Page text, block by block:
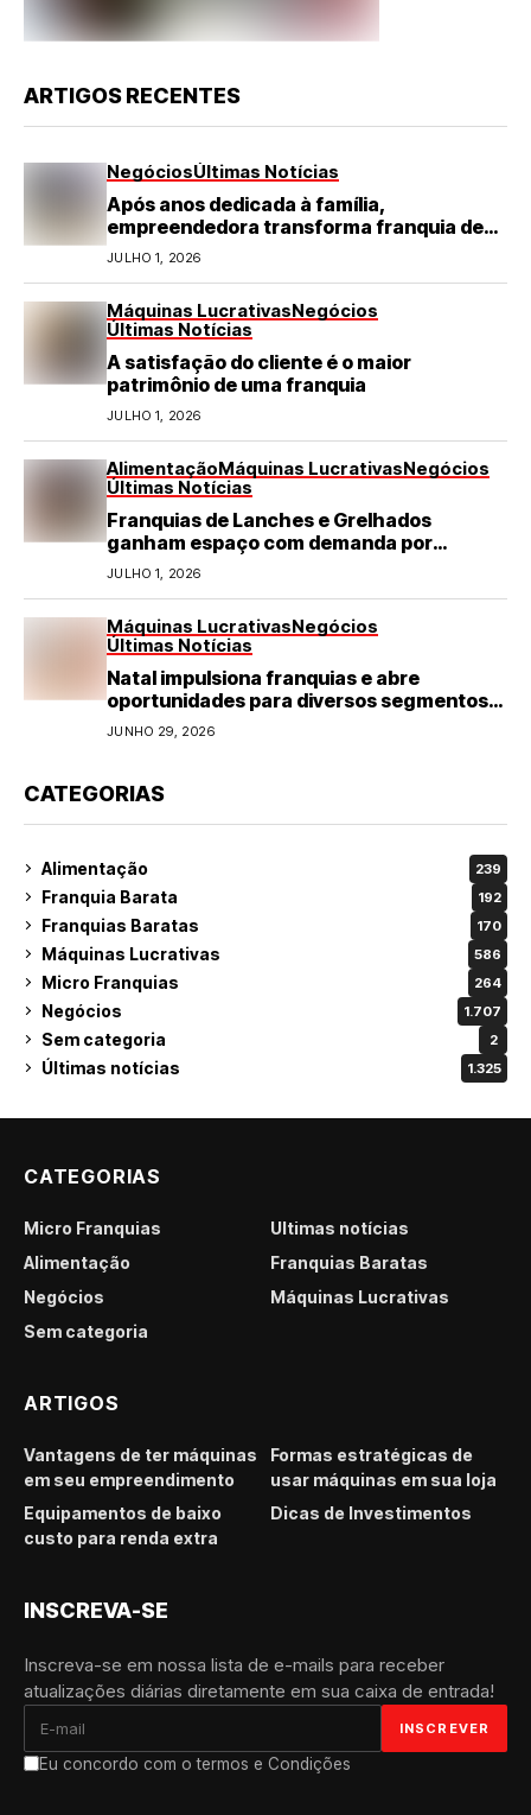
ARTIGOS RECENTES
NegóciosÚltimas Notícias
Após anos dedicada à família,
empreendedora transforma franquia de
turismo em negócio de destaque no RN
JULHO 1, 2026
Máquinas LucrativasNegócios
Últimas Notícias
A satisfação do cliente é o maior
patrimônio de uma franquia
JULHO 1, 2026
AlimentaçãoMáquinas LucrativasNegócios
Últimas Notícias
Franquias de Lanches e Grelhados
ganham espaço com demanda por
refeições rápidas e de qualidade
JULHO 1, 2026
Máquinas LucrativasNegócios
Últimas Notícias
Natal impulsiona franquias e abre
oportunidades para diversos segmentos
do varejo
JUNHO 29, 2026
CATEGORIAS
Alimentação 239
Franquia Barata 192
Franquias Baratas 170
Máquinas Lucrativas 586
Micro Franquias 264
Negócios 1.707
Sem categoria 2
Últimas notícias 1.325
CATEGORIAS
Micro Franquias
Últimas notícias
Alimentação
Franquias Baratas
Negócios
Máquinas Lucrativas
Sem categoria
ARTIGOS
Vantagens de ter máquinas
em seu empreendimento
Formas estratégicas de
usar máquinas em sua loja
Equipamentos de baixo
custo para renda extra
Dicas de Investimentos
INSCREVA-SE
Inscreva-se em nossa lista de e-mails para receber
atualizações diárias diretamente em sua caixa de entrada!
Eu concordo com o termos e Condições